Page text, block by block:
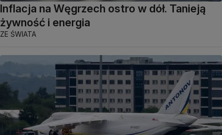
Inflacja na Węgrzech ostro w dół. Tanieją
żywność i energia
ZE ŚWIATA